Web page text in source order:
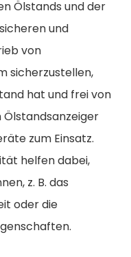
Ölstands und der
und
von
sicherzustellen,
hat und frei von
zum Einsatz.
helfen dabei,
z. B. das
oder die